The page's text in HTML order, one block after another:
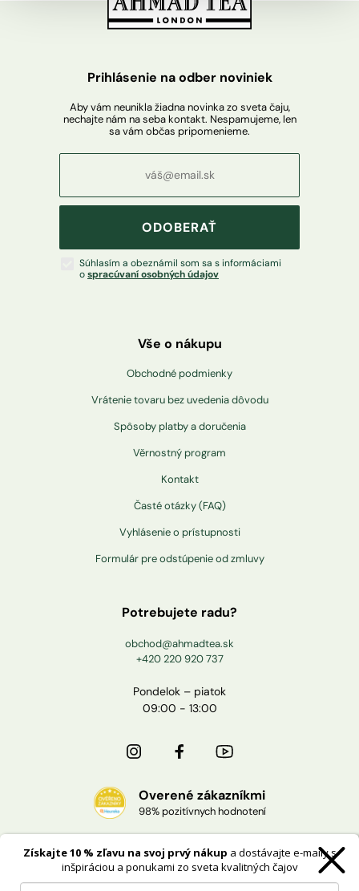
Prihlásenie na odber noviniek
Aby vám neunikla žiadna novinka zo sveta čaju,
nechajte nám na seba kontakt. Nespamujeme, len
sa vám občas pripomenieme.
ODOBERAŤ
Súhlasím a obeznámil som sa s informáciami
ospracúvaní osobných údajov
Vše o nákupu
Obchodné podmienky
Vrátenie tovaru bez uvedenia dôvodu
Spôsoby platby a doručenia
Věrnostný program
Kontakt
Časté otázky (FAQ)
Vyhlásenie o prístupnosti
Formulár pre odstúpenie od zmluvy
Potrebujete radu?
obchod@ahmadtea.sk
+420 220 920 737
Pondelok – piatok
09:00 - 13:00
Overené zákazníkmi
98% pozitívnych hodnotení
Doprava zdarma
pri nákupe od 40 €
Získajte 10 % zľavu na svoj prvý nákup a dostávajte e-maily s
inšpiráciou a ponukami zo sveta kvalitných čajov